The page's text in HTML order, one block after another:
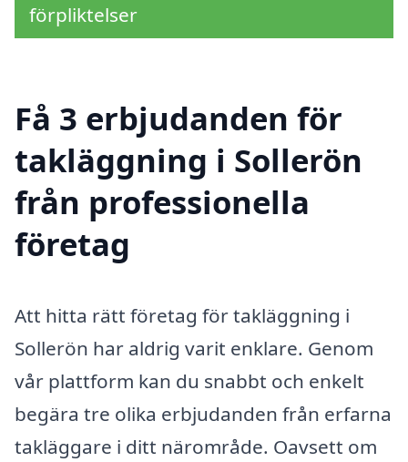
förpliktelser
Få 3 erbjudanden för
takläggning i Sollerön
från professionella
företag
Att hitta rätt företag för takläggning i
Sollerön har aldrig varit enklare. Genom
vår plattform kan du snabbt och enkelt
begära tre olika erbjudanden från erfarna
takläggare i ditt närområde. Oavsett om